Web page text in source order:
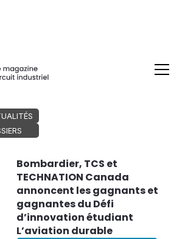
Bombardier, TCS et
TECHNATION Canada
annoncent les gagnants et
gagnantes du Défi
d’innovation étudiant
L’aviation durable